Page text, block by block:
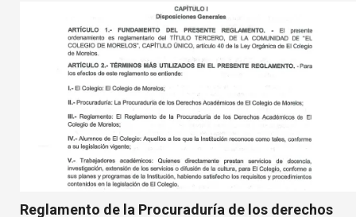
Reglamento de la Procuraduría de los derechos